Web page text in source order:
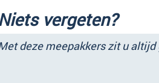
vergeten?
deze meepakkers zit u altijd